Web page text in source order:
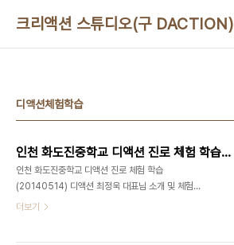
크리액션 스튜디오(구 DACTION)
디액션체험학습
인천 화도진중학교 디액션 진로 체험 학습_영상제작_(20140514)
인천 화도진중학교 디액션 진로 체험 학습
(20140514) 디액션 최정욱 대표님 소개 및 체험학
습 설명 1. 영상 기획하기 - 컨셉 잡기 (아이디어 구
더보기